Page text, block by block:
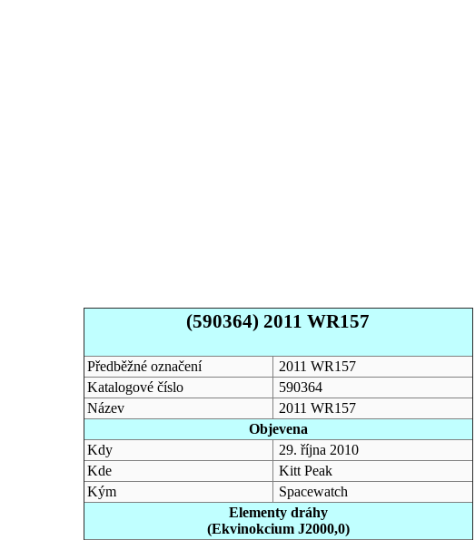
(590364) 2011 WR157
Předběžné označení
2011 WR157
Katalogové číslo
590364
Název
2011 WR157
Objevena
Kdy
29. října 2010
Kde
Kitt Peak
Kým
Spacewatch
Elementy dráhy
(Ekvinokcium J2000,0)